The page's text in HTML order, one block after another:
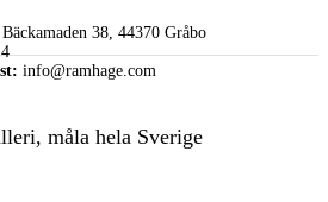
Bäckamaden 38, 44370 Gråbo
info@ramhage.com
måla hela Sverige